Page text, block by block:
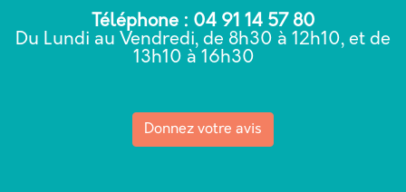
Téléphone : 04 91 14 57 80
Du Lundi au Vendredi, de 8h30 à 12h10, et de
13h10 à 16h30
Donnez votre avis